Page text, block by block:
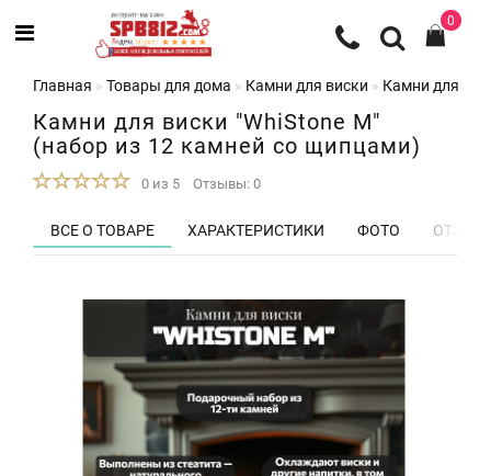
0
Главная Товары для дома Камни для виски Камни для
Камни для виски "WhiStone M"
(набор из 12 камней со щипцами)
0 из 5 Отзывы: 0
ВСЕ О ТОВАРЕ ХАРАКТЕРИСТИКИ ФОТО